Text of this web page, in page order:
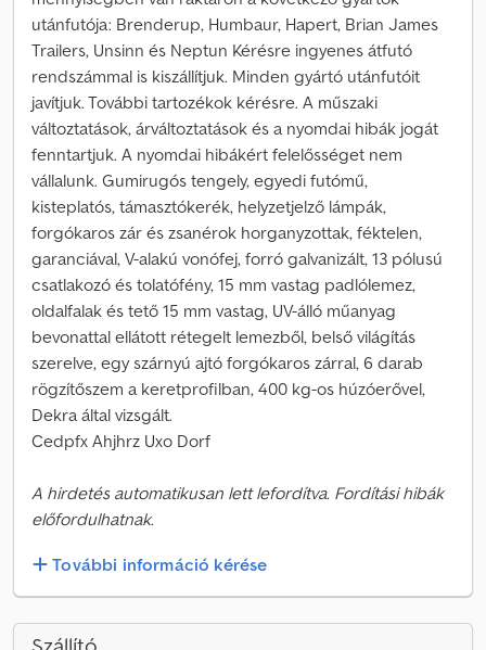
utánfutója: Brenderup, Humbaur, Hapert, Brian James
Trailers, Unsinn és Neptun Kérésre ingyenes átfutó
rendszámmal is kiszállítjuk. Minden gyártó utánfutóit
javítjuk. További tartozékok kérésre. A műszaki
változtatások, árváltoztatások és a nyomdai hibák jogát
fenntartjuk. A nyomdai hibákért felelősséget nem
vállalunk. Gumirugós tengely, egyedi futómű,
kisteplatós, támasztókerék, helyzetjelző lámpák,
forgókaros zár és zsanérok horganyzottak, féktelen,
garanciával, V-alakú vonófej, forró galvanizált, 13 pólusú
csatlakozó és tolatófény, 15 mm vastag padlólemez,
oldalfalak és tető 15 mm vastag, UV-álló műanyag
bevonattal ellátott rétegelt lemezből, belső világítás
szerelve, egy szárnyú ajtó forgókaros zárral, 6 darab
rögzítőszem a keretprofilban, 400 kg-os húzóerővel,
Dekra által vizsgált.
Cedpfx Ahjhrz Uxo Dorf
A hirdetés automatikusan lett lefordítva. Fordítási hibák
előfordulhatnak.
További információ kérése